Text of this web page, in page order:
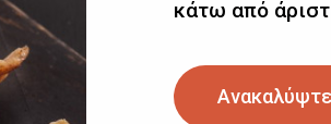
κάτω από